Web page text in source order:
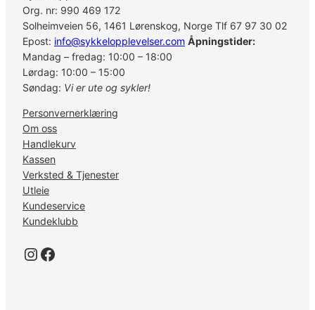
Org. nr: 990 469 172
Solheimveien 56, 1461 Lørenskog, Norge Tlf 67 97 30 02
Epost: info@sykkelopplevelser.com Åpningstider:
Mandag – fredag: 10:00 – 18:00
Lørdag: 10:00 – 15:00
Søndag: Vi er ute og sykler!
Personvernerklæring
Om oss
Handlekurv
Kassen
Verksted & Tjenester
Utleie
Kundeservice
Kundeklubb
Instagram Facebook